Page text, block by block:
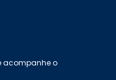
acompanhe o